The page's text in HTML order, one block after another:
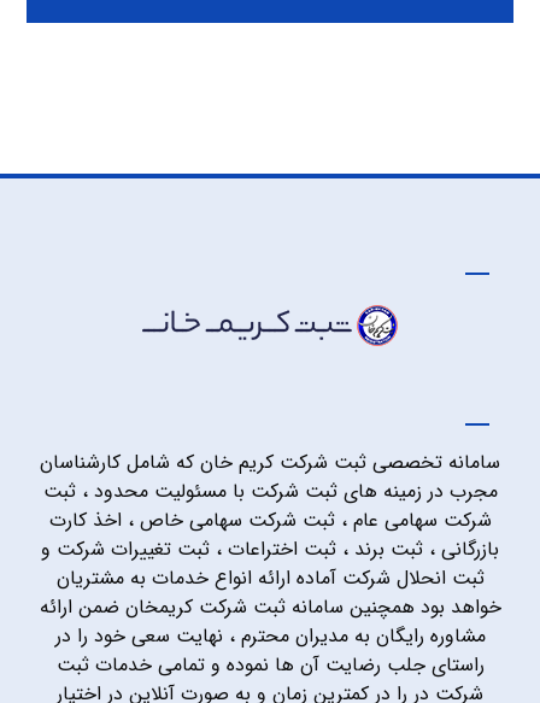
سامانه تخصصی ثبت شرکت کریم خان که شامل کارشناسان
مجرب در زمینه های ثبت شرکت با مسئولیت محدود ، ثبت
شرکت سهامی عام ، ثبت شرکت سهامی خاص ، اخذ کارت
بازرگانی ، ثبت برند ، ثبت اختراعات ، ثبت تغییرات شرکت و
ثبت انحلال شرکت آماده ارائه انواع خدمات به مشتریان
خواهد بود همچنین سامانه ثبت شرکت کریمخان ضمن ارائه
مشاوره رایگان به مدیران محترم ، نهایت سعی خود را در
راستای جلب رضایت آن ها نموده و تمامی خدمات ثبت
شرکت در را در کمترین زمان و به صورت آنلاین در اختیار